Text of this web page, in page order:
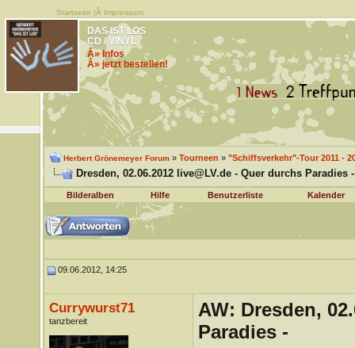
Startseite |Â Impressum
DAS IST LOS
CD / VINYL
Â» Infos
Â» jetzt bestellen!
Herbert Grönemeyer Forum» Tourneen » "Schiffsverkehr"-Tour 2011 -
Dresden, 02.06.2012 live@LV.de - Quer durchs Paradies -
Bilderalben Hilfe Benutzerliste Kalender
09.06.2012, 14:25
Currywurst71
tanzbereit
AW: Dresden,
Paradies -